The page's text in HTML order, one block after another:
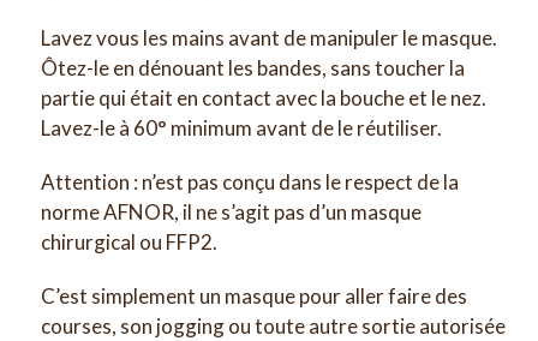
Lavez vous les mains avant de manipuler le masque.
Ôtez-le en dénouant les bandes, sans toucher la
partie qui était en contact avec la bouche et le nez.
Lavez-le à 60° minimum avant de le réutiliser.
Attention : n’est pas conçu dans le respect de la
norme AFNOR, il ne s’agit pas d’un masque
chirurgical ou FFP2.
C’est simplement un masque pour aller faire des
courses, son jogging ou toute autre sortie autorisée